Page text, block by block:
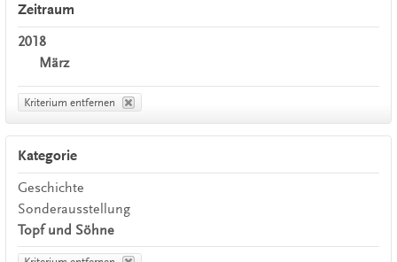
Zeitraum
2018
März
Kriterium entfernen
Kategorie
Geschichte
Sonderausstellung
Topf und Söhne